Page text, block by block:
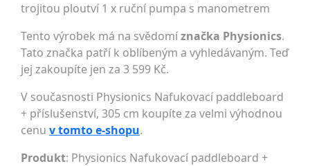
trojitou ploutví 1 x ruční pumpa s manometrem
Tento výrobek má na svědomíznačka Physionics.
Tato značka patří k oblíbeným a vyhledávaným. Teď
jej zakoupíte jen za 3 599 Kč.
V současnosti Physionics Nafukovací paddleboard
+ příslušenství, 305 cm koupíte za velmi výhodnou
cenu v tomto e-shopu.
Produkt: Physionics Nafukovací paddleboard +